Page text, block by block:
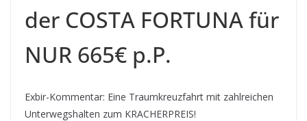
der COSTA FORTUNA für
NUR 665€ p.P.
Exbir-Kommentar: Eine Traumkreuzfahrt mit zahlreichen
Unterwegshalten zum KRACHERPREIS!